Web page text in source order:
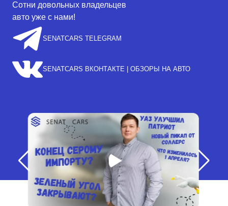
Сотни довольных владельцев
авто уже с нами!
SENATCARS TELEGRAM
SENATCARS ВКОНТАКТЕ | ОБЗОРЫ НА АВТО